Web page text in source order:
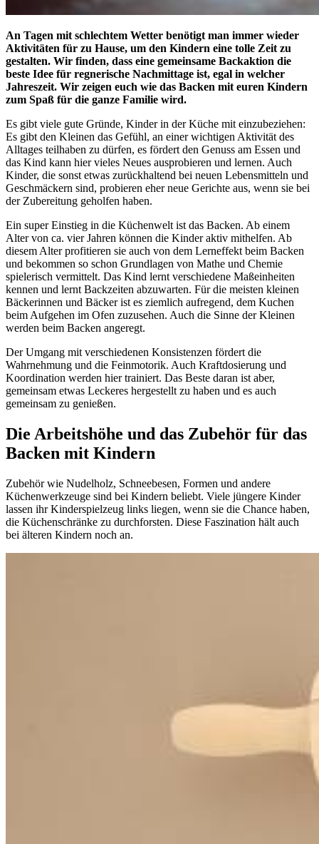
An Tagen mit schlechtem Wetter benötigt man immer wieder
Aktivitäten für zu Hause, um den Kindern eine tolle Zeit zu
gestalten. Wir finden, dass eine gemeinsame Backaktion die
beste Idee für regnerische Nachmittage ist, egal in welcher
Jahreszeit. Wir zeigen euch wie das Backen mit euren Kindern
zum Spaß für die ganze Familie wird.
Es gibt viele gute Gründe, Kinder in der Küche mit einzubeziehen:
Es gibt den Kleinen das Gefühl, an einer wichtigen Aktivität des
Alltages teilhaben zu dürfen, es fördert den Genuss am Essen und
das Kind kann hier vieles Neues ausprobieren und lernen. Auch
Kinder, die sonst etwas zurückhaltend bei neuen Lebensmitteln und
Geschmäckern sind, probieren eher neue Gerichte aus, wenn sie bei
der Zubereitung geholfen haben.
Ein super Einstieg in die Küchenwelt ist das Backen. Ab einem
Alter von ca. vier Jahren können die Kinder aktiv mithelfen. Ab
diesem Alter profitieren sie auch von dem Lerneffekt beim Backen
und bekommen so schon Grundlagen von Mathe und Chemie
spielerisch vermittelt. Das Kind lernt verschiedene Maßeinheiten
kennen und lernt Backzeiten abzuwarten. Für die meisten kleinen
Bäckerinnen und Bäcker ist es ziemlich aufregend, dem Kuchen
beim Aufgehen im Ofen zuzusehen. Auch die Sinne der Kleinen
werden beim Backen angeregt.
Der Umgang mit verschiedenen Konsistenzen fördert die
Wahrnehmung und die Feinmotorik. Auch Kraftdosierung und
Koordination werden hier trainiert. Das Beste daran ist aber,
gemeinsam etwas Leckeres hergestellt zu haben und es auch
gemeinsam zu genießen.
Die Arbeitshöhe und das Zubehör für das
Backen mit Kindern
Zubehör wie Nudelholz, Schneebesen, Formen und andere
Küchenwerkzeuge sind bei Kindern beliebt. Viele jüngere Kinder
lassen ihr Kinderspielzeug links liegen, wenn sie die Chance haben,
die Küchenschränke zu durchforsten. Diese Faszination hält auch
bei älteren Kindern noch an.